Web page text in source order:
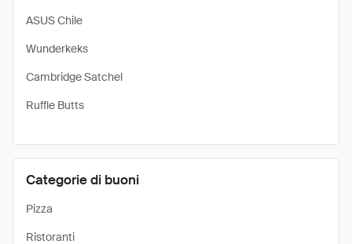
ASUS Chile
Wunderkeks
Cambridge Satchel
Ruffle Butts
Categorie di buoni
Pizza
Ristoranti